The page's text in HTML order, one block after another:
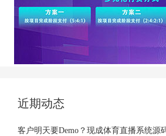
近期动态
客户明天要Demo？现成体育直播系统源